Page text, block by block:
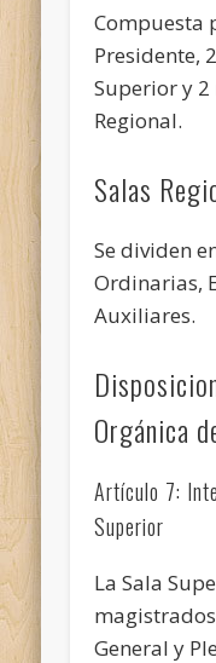
Compuesta
Presidente,
Superior y
Regional.
Salas
Se dividen
Ordinarias,
Auxiliares.
Orgánica
Artículo 7:
Superior
La Sala
General y